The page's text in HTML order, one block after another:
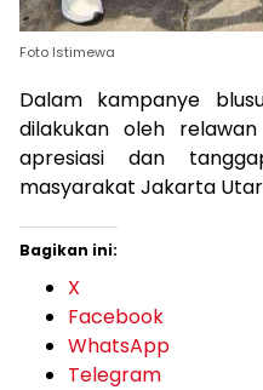
Foto Istimewa
Dalam kampanye
dilakukan oleh relawan
apresiasi dan
masyarakat Jakarta
Bagikan ini:
X
Facebook
WhatsApp
Telegram